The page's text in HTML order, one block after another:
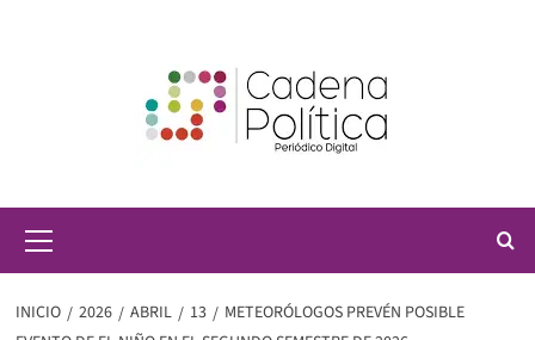
principal
INICIO 2026 ABRIL 13
METEORÓLOGOS PREVÉN POSIBLE